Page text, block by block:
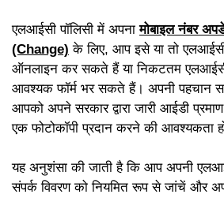
एलआईसी पॉलिसी में अपनामोबाइल नंबर
(Change) के लिए, आप इसे या तो
ऑनलाइन कर सकते हैं या निकटतम
आवश्यक फॉर्म भर सकते हैं। अपनी पहचान
आपको अपने सरकार द्वारा जारी आईडी
एक फोटोकॉपी प्रदान करने की आवश्यकता
यह अनुशंसा की जाती है कि आप अपनी
संपर्क विवरण को नियमित रूप से जांचें और